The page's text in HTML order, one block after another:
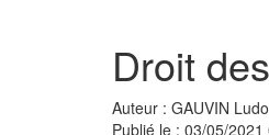
Droit
Auteur : GAUVIN
Publié le : 03/05/2021